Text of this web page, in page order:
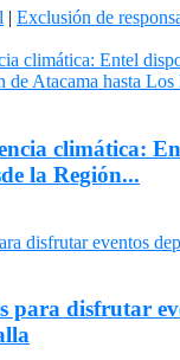
| Exclusión de
climática:
la Región...
para disfrutar